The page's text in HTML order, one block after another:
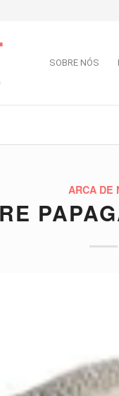
SOBRE NÓS
ARCA DE